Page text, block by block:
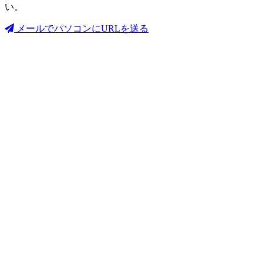
い。
メールでパソコンにURLを送る